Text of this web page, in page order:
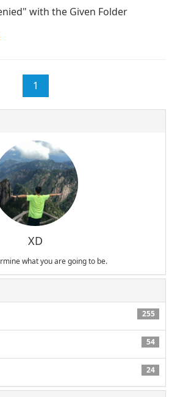
with the Given Folder
1
XD
what you are going to be.
255
54
24